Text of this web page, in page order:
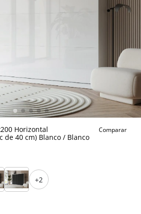
Horizontal
de 40 cm) Blanco / Blanco
Comparar
+2